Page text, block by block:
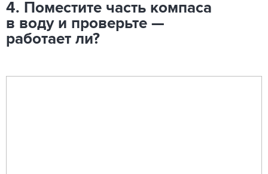
4. Поместите часть компаса
в воду и проверьте —
работает ли?